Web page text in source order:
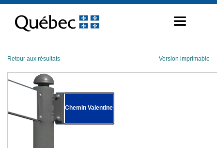
contenu
Retour aux résultats Version imprimable
Chemin Valentine